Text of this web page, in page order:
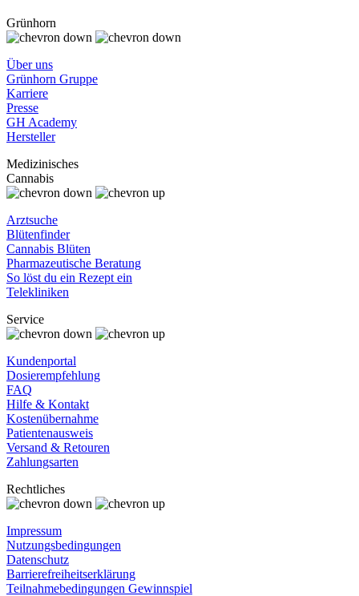
Grünhorn
Über uns
Grünhorn Gruppe
Karriere
Presse
GH Academy
Hersteller
Medizinisches
Cannabis
Arztsuche
Blütenfinder
Cannabis Blüten
Pharmazeutische Beratung
So löst du ein Rezept ein
Telekliniken
Service
Kundenportal
Dosierempfehlung
FAQ
Hilfe & Kontakt
Kostenübernahme
Patientenausweis
Versand & Retouren
Zahlungsarten
Rechtliches
Impressum
Nutzungsbedingungen
Datenschutz
Barrierefreiheitserklärung
Teilnahmebedingungen Gewinnspiel